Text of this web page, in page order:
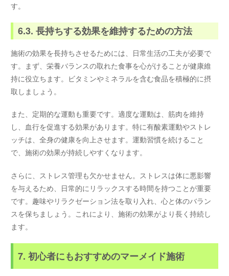
す。
6.3. 長持ちする効果を維持するための方法
施術の効果を長持ちさせるためには、日常生活の工夫が必要で
す。まず、栄養バランスの取れた食事を心がけることが健康維
持に役立ちます。ビタミンやミネラルを含む食品を積極的に摂
取しましょう。
また、定期的な運動も重要です。適度な運動は、筋肉を維持
し、血行を促進する効果があります。特に有酸素運動やストレ
ッチは、全身の健康を向上させます。運動習慣を続けること
で、施術の効果が持続しやすくなります。
さらに、ストレス管理も欠かせません。ストレスは体に悪影響
を与えるため、日常的にリラックスする時間を持つことが重要
です。趣味やリラクゼーション法を取り入れ、心と体のバラン
スを保ちましょう。これにより、施術の効果がより長く持続し
ます。
7. 初心者にもおすすめのマーメイド施術